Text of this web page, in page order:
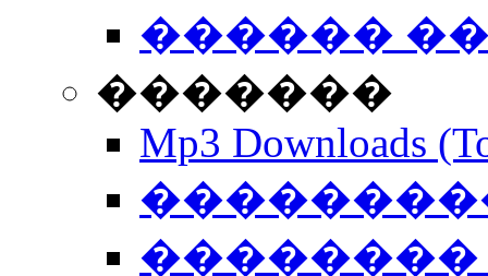
������
�������
Mp3 Downloads
��������